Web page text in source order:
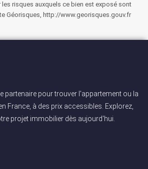
risques auxquels ce bien est exposé sont
Géorisques, http://www.georisques.gouv.fr
partenaire pour trouver l'appartement ou la
France, à des prix accessibles. Explorez,
projet immobilier dès aujourd'hui.